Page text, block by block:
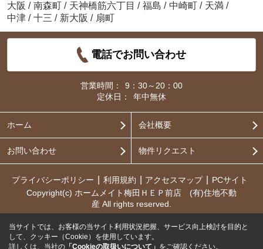
大阪 / 南森町 / 天神橋筋六丁目 / 福島 / 中崎町 / 天満 /
中津 / 十三 / 新大阪 / 扇町
電話でお問い合わせ
営業時間：
9：30～20：00
定休日：
年中無休
ホーム 会社概要
お問い合わせ 物件リクエスト
プライバシーポリシー 利用規約 アクセスマップ
PCサイト
Copyright(c) ホームメイト梅田ＨＥＰ前店 (有)住地不動
産 All rights reserved.
当サイトでは、お客様の当サイト利用状況把握、サービス向上検討を目的と
して、クッキー（Cookie）を使用しています。
詳しくは、当社の 「Cookieの取扱いについて」 をご確認ください。